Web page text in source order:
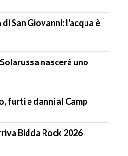
San Giovanni: l'acqua è
nascerà uno
furti e danni al Camp
Bidda Rock 2026